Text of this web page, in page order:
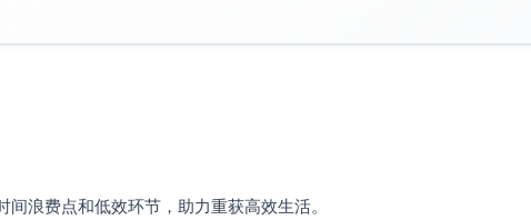
门同步（30分钟“决策会”，文档先行）+ 招聘面试批量安排
技术对接/法务评审等协作会
议程、目标与owner；会后AI纪要+行动项
浪费点和低效环节，助力重获高效生活。